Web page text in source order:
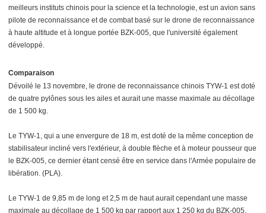
meilleurs instituts chinois pour la science et la technologie, est un avion sans
pilote de reconnaissance et de combat basé sur le drone de reconnaissance
à haute altitude et à longue portée BZK-005, que l'université également
développé.
Comparaison
Dévoilé le 13 novembre, le drone de reconnaissance chinois TYW-1 est doté
de quatre pylônes sous les ailes et aurait une masse maximale au décollage
de 1 500 kg.
Le TYW-1, qui a une envergure de 18 m, est doté de la même conception de
stabilisateur incliné vers l'extérieur, à double flèche et à moteur pousseur que
le BZK-005, ce dernier étant censé être en service dans l'Armée populaire de
libération. (PLA).
Le TYW-1 de 9,85 m de long et 2,5 m de haut aurait cependant une masse
maximale au décollage de 1 500 kg par rapport aux 1 250 kg du BZK-005.